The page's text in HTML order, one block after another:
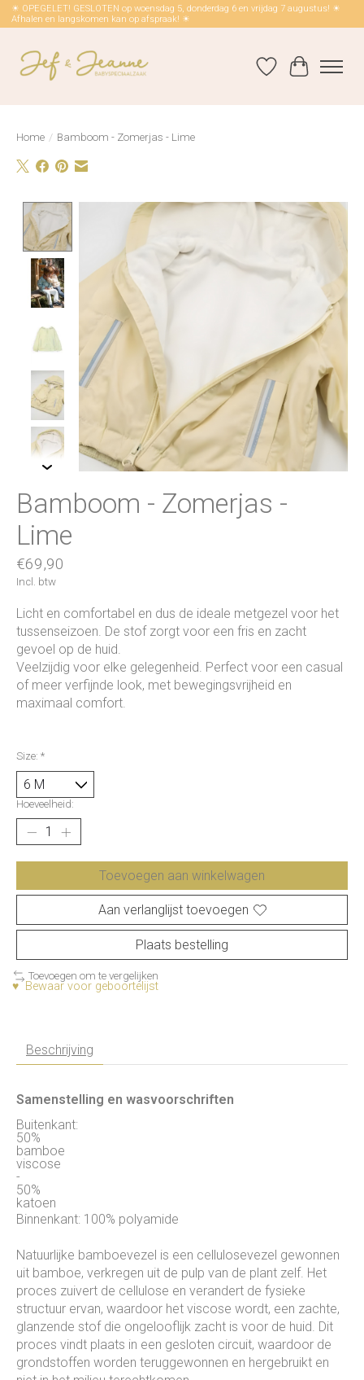
☀ OPEGELET! GESLOTEN op woensdag 5, donderdag 6 en vrijdag 7 augustus! ☀
Afhalen en langskomen kan op afspraak! ☀
Verlanglijst
Home / Bamboom - Zomerjas - Lime
Product image slideshow Items
Bamboom - Zomerjas -
Lime
€69,90
Incl. btw
Licht en comfortabel en dus de ideale metgezel voor het
tussenseizoen. De stof zorgt voor een fris en zacht
gevoel op de huid.
Veelzijdig voor elke gelegenheid. Perfect voor een casual
of meer verfijnde look, met bewegingsvrijheid en
maximaal comfort.
Size: *
Hoeveelheid:
Toevoegen aan winkelwagen
Aan verlanglijst toevoegen
Plaats bestelling
Toevoegen om te vergelijken
♥ Bewaar voor geboortelijst
Beschrijving
Samenstelling en wasvoorschriften
Buitenkant:
50%
bamboe
viscose
-
50%
katoen
Binnenkant: 100% polyamide
Natuurlijke bamboevezel is een cellulosevezel gewonnen
uit bamboe, verkregen uit de pulp van de plant zelf. Het
proces zuivert de cellulose en verandert de fysieke
structuur ervan, waardoor het viscose wordt, een zachte,
glanzende stof die ongelooflijk zacht is voor de huid. Dit
proces vindt plaats in een gesloten circuit, waardoor de
grondstoffen worden teruggewonnen en hergebruikt en